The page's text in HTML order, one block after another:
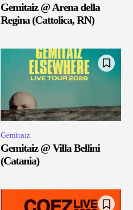
Gemitaiz @ Arena della
Regina (Cattolica, RN)
Gemitaiz
Gemitaiz @ Villa Bellini
(Catania)